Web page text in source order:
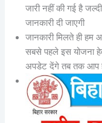
जारी नहीं की गई है
जानकारी दी जाएगी
जानकारी मिलते ही हम
सबसे पहले इस योजना
अपडेट देंगे तब तक आप